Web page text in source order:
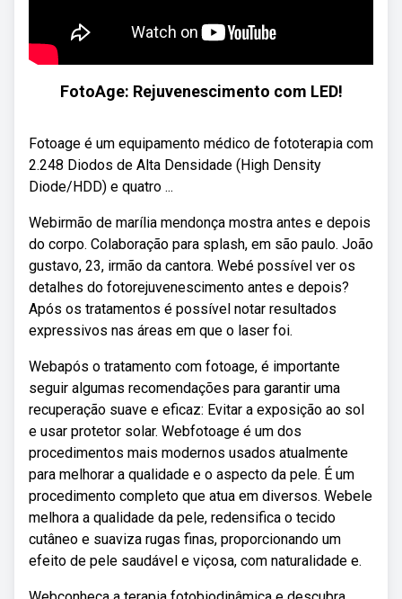
FotoAge: Rejuvenescimento com LED!
Fotoage é um equipamento médico de fototerapia com
2.248 Diodos de Alta Densidade (High Density
Diode/HDD) e quatro ...
Webirmão de marília mendonça mostra antes e depois
do corpo. Colaboração para splash, em são paulo. João
gustavo, 23, irmão da cantora. Webé possível ver os
detalhes do fotorejuvenescimento antes e depois?
Após os tratamentos é possível notar resultados
expressivos nas áreas em que o laser foi.
Webapós o tratamento com fotoage, é importante
seguir algumas recomendações para garantir uma
recuperação suave e eficaz: Evitar a exposição ao sol
e usar protetor solar. Webfotoage é um dos
procedimentos mais modernos usados atualmente
para melhorar a qualidade e o aspecto da pele. É um
procedimento completo que atua em diversos. Webele
melhora a qualidade da pele, redensifica o tecido
cutâneo e suaviza rugas finas, proporcionando um
efeito de pele saudável e viçosa, com naturalidade e.